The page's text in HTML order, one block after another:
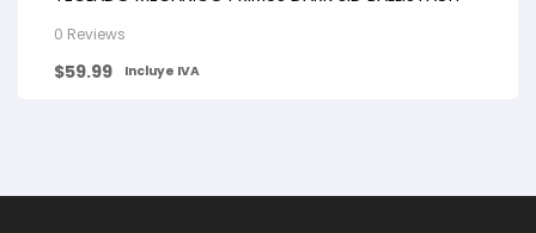
0 Reviews
$59.99 Incluye IVA